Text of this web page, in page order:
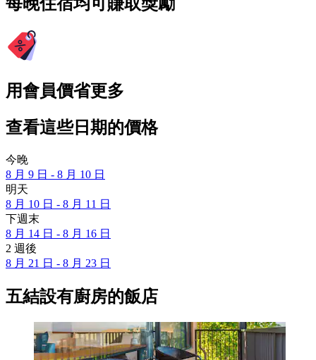
每晚住宿均可賺取獎勵
用會員價省更多
查看這些日期的價格
今晚
8 月 9 日 - 8 月 10 日
明天
8 月 10 日 - 8 月 11 日
下週末
8 月 14 日 - 8 月 16 日
2 週後
8 月 21 日 - 8 月 23 日
五結設有廚房的飯店